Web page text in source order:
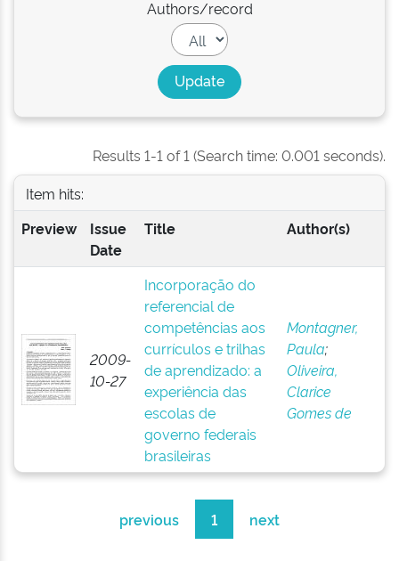
Authors/record
Results 1-1 of 1 (Search time: 0.001 seconds).
Item hits:
Preview
Issue
Date
Title Author(s)
2009-
10-27
Incorporação do
referencial de
competências aos
currículos e trilhas
de aprendizado: a
experiência das
escolas de
governo federais
brasileiras
Montagner,
Paula;
Oliveira,
Clarice
Gomes de
previous 1 next